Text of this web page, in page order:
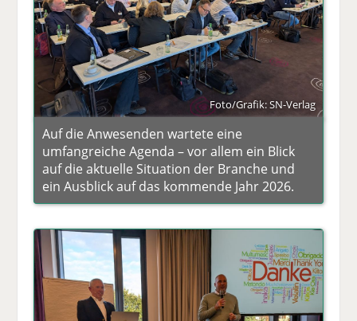
Foto/Grafik: SN-Verlag
Auf die Anwesenden wartete eine
umfangreiche Agenda – vor allem ein Blick
auf die aktuelle Situation der Branche und
ein Ausblick auf das kommende Jahr 2026.